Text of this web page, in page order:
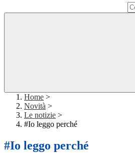
Home >
Novità >
Le notizie >
#Io leggo perché
#Io leggo perché